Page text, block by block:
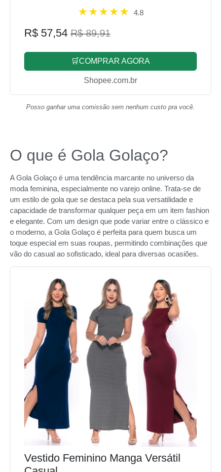
4.8
R$ 57,54 R$ 89,91
🛒COMPRAR AGORA
Shopee.com.br
Posso ganhar uma comissão sem nenhum custo pra você.
O que é Gola Golaço?
A Gola Golaço é uma tendência marcante no universo da
moda feminina, especialmente no varejo online. Trata-se de
um estilo de gola que se destaca pela sua versatilidade e
capacidade de transformar qualquer peça em um item fashion
e elegante. Com um design que pode variar entre o clássico e
o moderno, a Gola Golaço é perfeita para quem busca um
toque especial em suas roupas, permitindo combinações que
vão do casual ao sofisticado, ideal para diversas ocasiões.
Vestido Feminino Manga Versátil